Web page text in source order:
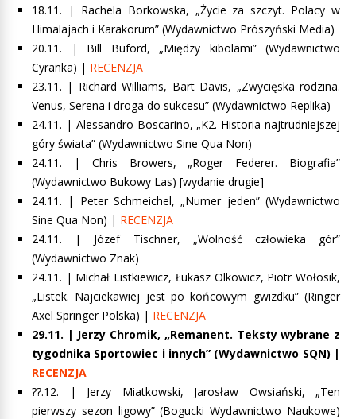
18.11. | Rachela Borkowska, „Życie za szczyt. Polacy w
Himalajach i Karakorum” (Wydawnictwo Prószyński Media)
20.11. | Bill Buford, „Między kibolami” (Wydawnictwo
Cyranka) | RECENZJA
23.11. | Richard Williams, Bart Davis, „Zwycięska rodzina.
Venus, Serena i droga do sukcesu” (Wydawnictwo Replika)
24.11. | Alessandro Boscarino, „K2. Historia najtrudniejszej
góry świata” (Wydawnictwo Sine Qua Non)
24.11. | Chris Browers, „Roger Federer. Biografia”
(Wydawnictwo Bukowy Las) [wydanie drugie]
24.11. | Peter Schmeichel, „Numer jeden” (Wydawnictwo
Sine Qua Non) | RECENZJA
24.11. | Józef Tischner, „Wolność człowieka gór”
(Wydawnictwo Znak)
24.11. | Michał Listkiewicz, Łukasz Olkowicz, Piotr Wołosik,
„Listek. Najciekawiej jest po końcowym gwizdku”(Ringer
Axel Springer Polska) | RECENZJA
29.11. | Jerzy Chromik, „Remanent. Teksty wybrane z
tygodnika Sportowiec i innych” (Wydawnictwo SQN) |
RECENZJA
??.12. | Jerzy Miatkowski, Jarosław Owsiański, „Ten
pierwszy sezon ligowy” (Bogucki Wydawnictwo Naukowe)